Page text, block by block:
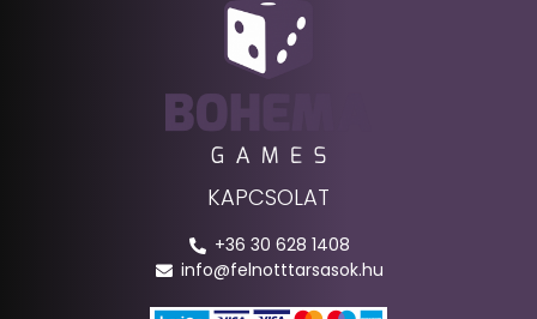
KAPCSOLAT
+36 30 628 1408
info@felnotttarsasok.hu